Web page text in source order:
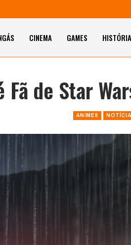
CINEMA GAMES HISTÓRIA
de Star
ANIMES